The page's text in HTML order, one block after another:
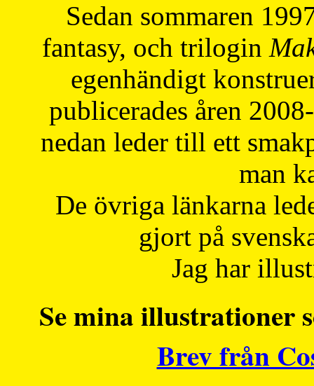
Sedan sommaren
fantasy, och trilogin
egenhändigt
publicerades åren
nedan leder till ett
man
De övriga länkarna
gjort på
Jag har
Se mina illustrationer
Brev från